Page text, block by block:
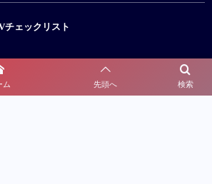
検索
ム 先頭へ
チェックリスト
OBがいる探偵社は信用できる？